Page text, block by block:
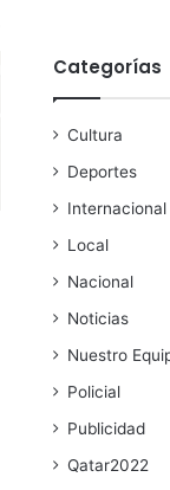
Categorías
Cultura
Deportes
Internacional
Local
Nacional
Noticias
Nuestro
Policial
Publicidad
Qatar2022